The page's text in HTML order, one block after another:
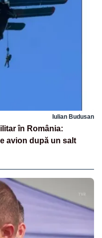
Iulian Budusan
în România:
avion după un salt